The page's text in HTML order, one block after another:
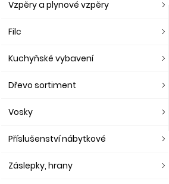
Vzpěry a plynové vzpěry
Filc
Kuchyňské vybavení
Dřevo sortiment
Vosky
Příslušenství nábytkové
Záslepky, hrany